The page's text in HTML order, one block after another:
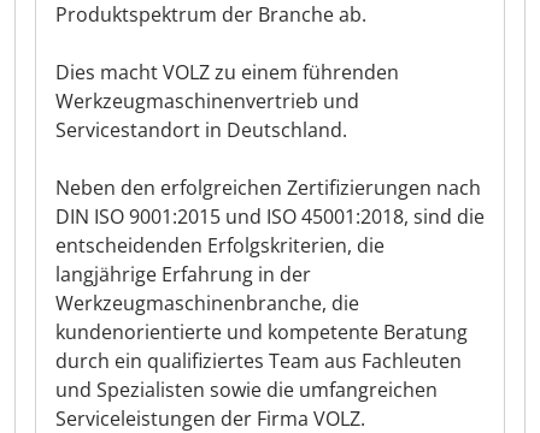
Produktspektrum der Branche ab.
Dies macht VOLZ zu einem führenden
Werkzeugmaschinenvertrieb und
Servicestandort in Deutschland.
Neben den erfolgreichen Zertifizierungen nach
DIN ISO 9001:2015 und ISO 45001:2018, sind die
entscheidenden Erfolgskriterien, die
langjährige Erfahrung in der
Werkzeugmaschinenbranche, die
kundenorientierte und kompetente Beratung
durch ein qualifiziertes Team aus Fachleuten
und Spezialisten sowie die umfangreichen
Serviceleistungen der Firma VOLZ.